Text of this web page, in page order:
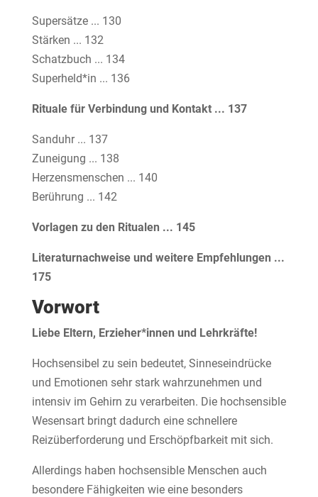
Supersätze ... 130
Stärken ... 132
Schatzbuch ... 134
Superheld*in ... 136
Rituale für Verbindung und Kontakt ... 137
Sanduhr ... 137
Zuneigung ... 138
Herzensmenschen ... 140
Berührung ... 142
Vorlagen zu den Ritualen ... 145
Literaturnachweise und weitere Empfehlungen ...
175
Vorwort
Liebe Eltern, Erzieher*innen und Lehrkräfte!
Hochsensibel zu sein bedeutet, Sinneseindrücke
und Emotionen sehr stark wahrzunehmen und
intensiv im Gehirn zu verarbeiten. Die hochsensible
Wesensart bringt dadurch eine schnellere
Reizüberforderung und Erschöpfbarkeit mit sich.
Allerdings haben hochsensible Menschen auch
besondere Fähigkeiten wie eine besonders